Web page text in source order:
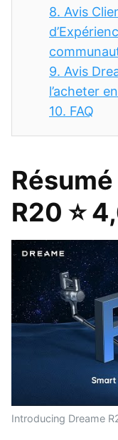
8. Avis
9. Avis
l’acheter
10. FAQ
R20 ⭐
Introducing Dreame